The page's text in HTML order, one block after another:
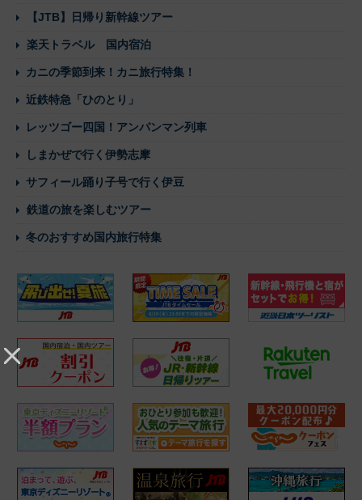
【JTB】日帰り新幹線ツアー
楽天トラベル 国内宿泊
カニの季節到来！カニ旅行特集！
近鉄特急「ひのとり」
レッツゴー四国！アンパンマン列車
しまかぜで行く伊勢志摩
サフィール踊り子号で行く伊豆
鉄道の旅を楽しむツアー
冬のおすすめ国内旅行特集